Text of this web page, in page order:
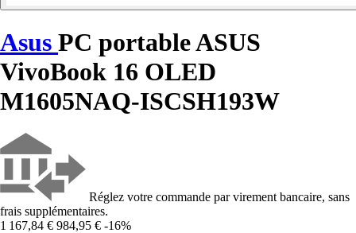
Asus PC portable ASUS
VivoBook 16 OLED
M1605NAQ-ISCSH193W
Réglez votre commande par virement bancaire, sans
frais supplémentaires.
1 167,84 € 984,95 € -16%